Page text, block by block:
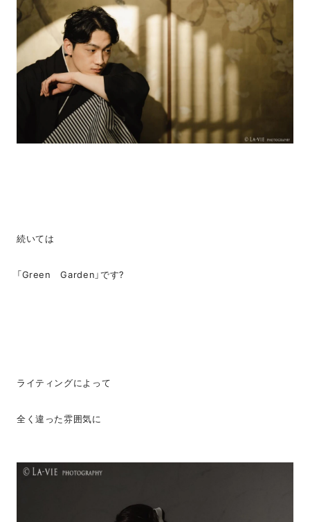
続いては
「Green Garden」です?
ライティングによって
全く違った雰囲気に